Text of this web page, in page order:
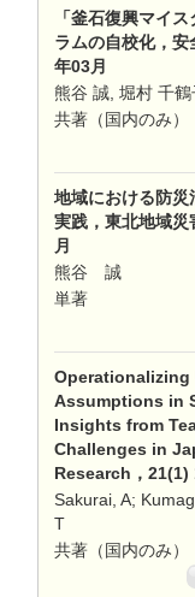
「釜石復興マイ
ラムの自校化，
年03月
熊谷 誠, 堀村 千鶴
共著（国内のみ）
地域における防災
実践，東北地域
月
熊谷 誠
単著
Operationalizing
Assumptions in
Insights from
Challenges in
Research，21(1)
Sakurai, A;
T
共著（国内のみ）